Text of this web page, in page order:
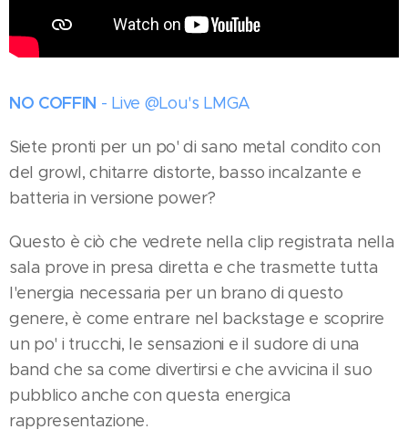
NO COFFIN - Live @Lou's LMGA
Siete pronti per un po' di sano metal condito con
del growl, chitarre distorte, basso incalzante e
batteria in versione power?
Questo è ciò che vedrete nella clip registrata nella
sala prove in presa diretta e che trasmette tutta
l'energia necessaria per un brano di questo
genere, è come entrare nel backstage e scoprire
un po' i trucchi, le sensazioni e il sudore di una
band che sa come divertirsi e che avvicina il suo
pubblico anche con questa energica
rappresentazione.